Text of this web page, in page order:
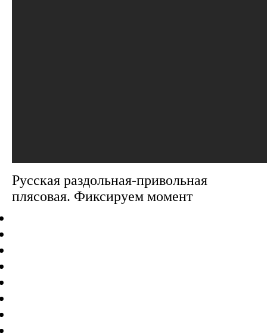
Русская раздольная-привольная
плясовая. Фиксируем момент